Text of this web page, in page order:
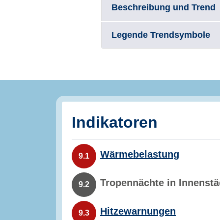
Beschreibung und Trend
Legende Trendsymbole
Indikatoren
9.1 Wärmebelastung
9.2 Tropennächte in
9.3 Hitzewarnungen